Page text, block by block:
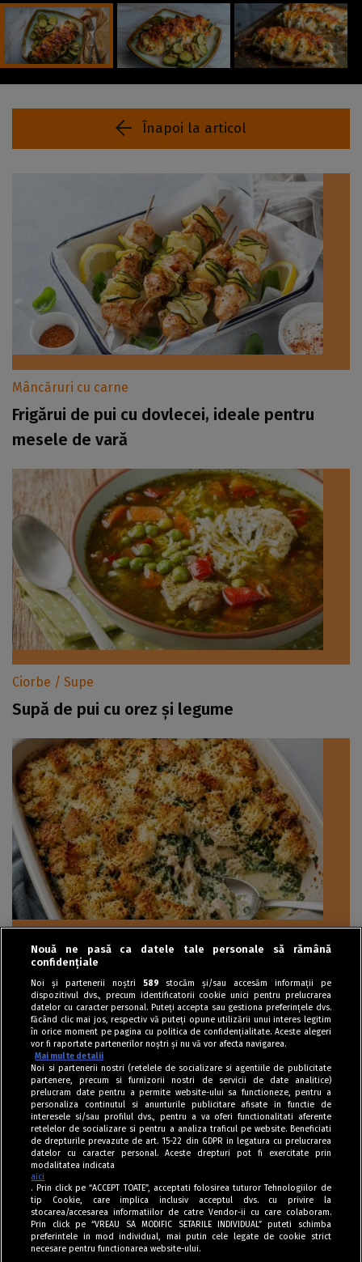
Înapoi la articol
Mâncăruri cu carne
Frigărui de pui cu dovlecei, ideale pentru
mesele de vară
Ciorbe / Supe
Supă de pui cu orez și legume
Mâncăruri cu carne
Budincă gratinată cu pui, spanac și pâine
crocantă
Tag index
Nouă ne pasă ca datele tale personale să rămână
confidențiale
Noi și partenerii noștri 589 stocăm și/sau accesăm informații pe
dispozitivul dvs., precum identificatorii cookie unici pentru prelucrarea
datelor cu caracter personal. Puteți accepta sau gestiona preferințele dvs.
făcând clic mai jos, respectiv vă puteți opune utilizării unui interes legitim
în orice moment pe pagina cu politica de confidențialitate. Aceste alegeri
vor fi raportate partenerilor noștri și nu vă vor afecta navigarea.
Mai multe detalii
Noi si partenerii nostri (retelele de socializare si agentiile de publicitate
partenere, precum si furnizorii nostri de servicii de date analitice)
prelucram date pentru a permite website-ului sa functioneze, pentru a
personaliza continutul si anunturile publicitare afisate in functie de
interesele si/sau profilul dvs., pentru a va oferi functionalitati aferente
retelelor de socializare si pentru a analiza traficul pe website. Beneficiati
de drepturile prevazute de art. 15-22 din GDPR in legatura cu prelucrarea
datelor cu caracter personal. Aceste drepturi pot fi exercitate prin
modalitatea indicata
aici
. Prin click pe “ACCEPT TOATE”, acceptati folosirea tuturor Tehnologiilor de
tip Cookie, care implica inclusiv acceptul dvs. cu privire la
stocarea/accesarea informatiilor de catre Vendor-ii cu care colaboram.
Prin click pe “VREAU SA MODIFIC SETARILE INDIVIDUAL” puteti schimba
preferintele in mod individual, mai putin cele legate de cookie strict
necesare pentru functionarea website-ului.